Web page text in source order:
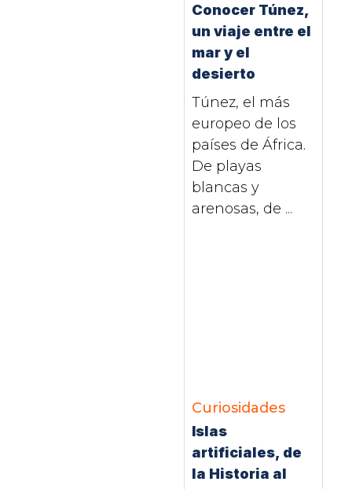
Conocer Túnez,
un viaje entre el
mar y el
desierto
Túnez, el más
europeo de los
países de África.
De playas
blancas y
arenosas, de ...
Curiosidades
Islas
artificiales, de
la Historia al